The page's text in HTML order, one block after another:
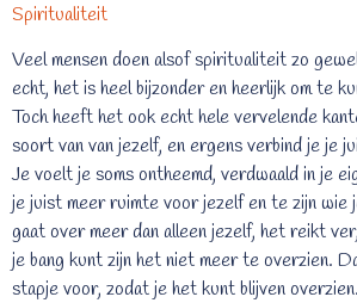
Spiritualiteit
Veel mensen doen alsof spiritualiteit zo
echt, het is heel bijzonder en heerlijk om te
Toch heeft het ook echt hele vervelende
soort van van jezelf, en ergens verbind je je
Je voelt je soms ontheemd, verdwaald in je
je juist meer ruimte voor jezelf en te zijn
gaat over meer dan alleen jezelf, het reikt
je bang kunt zijn het niet meer te overzien.
stapje voor, zodat je het kunt blijven overzien.